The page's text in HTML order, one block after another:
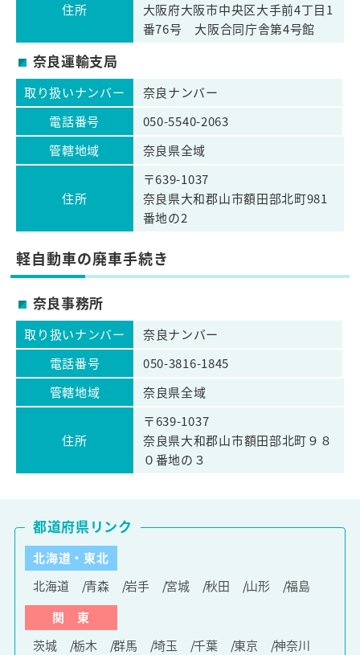
住所
大阪府大阪市中央区大手前4丁目1
番76号 大阪合同庁舎第4号館
奈良運輸支局
取り扱いナンバー
奈良ナンバー
電話番号
050-5540-2063
管轄地域
奈良県全域
住所
〒639-1037
奈良県大和郡山市額田部北町981
番地の2
軽自動車の廃車手続き
奈良事務所
取り扱いナンバー
奈良ナンバー
電話番号
050-3816-1845
管轄地域
奈良県全域
住所
〒639-1037
奈良県大和郡山市額田部北町９８
０番地の３
北海道・東北
北海道
青森 岩手 宮城 秋田 山形
福島
関 東
茨城
栃木 群馬 埼玉 千葉 東京
神奈川
都道府県リンク